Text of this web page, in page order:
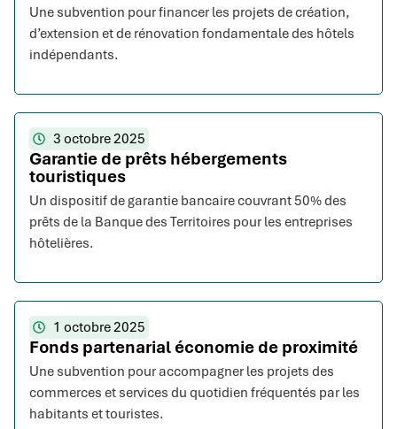
Une subvention pour financer les projets de création,
d’extension et de rénovation fondamentale des hôtels
indépendants.
3 octobre 2025
Garantie de prêts hébergements
touristiques
Un dispositif de garantie bancaire couvrant 50% des
prêts de la Banque des Territoires pour les entreprises
hôtelières.
1 octobre 2025
Fonds partenarial économie de proximité
Une subvention pour accompagner les projets des
commerces et services du quotidien fréquentés par les
habitants et touristes.